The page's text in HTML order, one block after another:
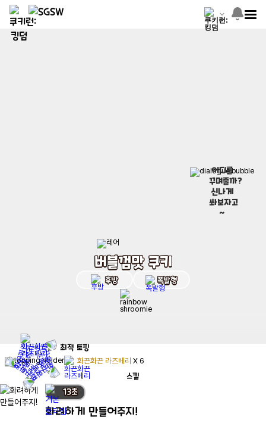
어디를
꾸며줄까?
신나게
쏴보자고
~
버블껌맛 쿠키
후방 폭발형
최적 토핑
화끈화끈 라즈베리 X 6
스킬
13초
화려하게 만들어주지!